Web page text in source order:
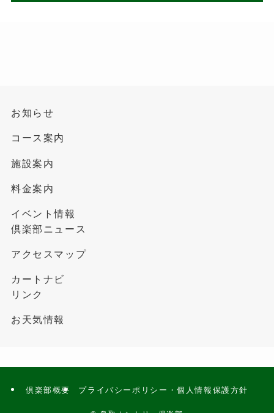
お知らせ
コース案内
施設案内
料金案内
イベント情報
倶楽部ニュース
アクセスマップ
カートナビ
リンク
お天気情報
倶楽部概要 プライバシーポリシー・個人情報保護方針